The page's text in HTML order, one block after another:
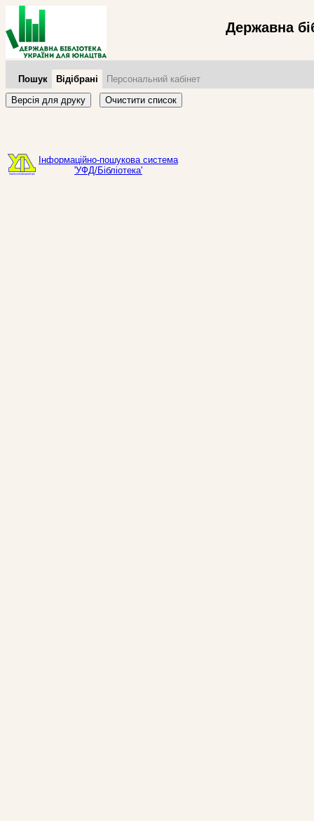
Державна
Пошук Відібрані
Персональний кабінет
Версія для друку
Очистити список
Інформаційно-пошукова система
'УФД/Бібліотека'